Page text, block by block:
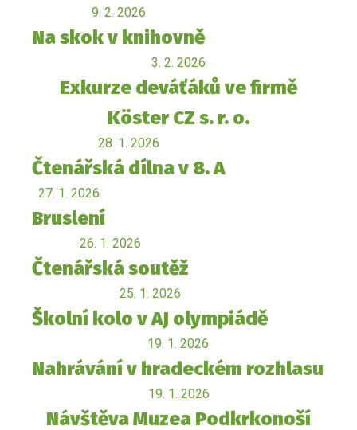
9. 2. 2026
Na skok v knihovně
3. 2. 2026
Exkurze deváťáků ve firmě
Köster CZ s. r. o.
28. 1. 2026
Čtenářská dílna v 8. A
27. 1. 2026
Bruslení
26. 1. 2026
Čtenářská soutěž
25. 1. 2026
Školní kolo v AJ olympiádě
19. 1. 2026
Nahrávání v hradeckém rozhlasu
19. 1. 2026
Návštěva Muzea Podkrkonoší